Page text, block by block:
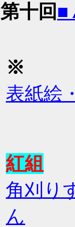
第十回 ■
※
表紙絵
紅組
角刈り
ん